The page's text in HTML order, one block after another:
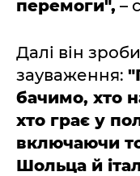
перемоги", –
Далі він
зауваження:
бачимо, хто
хто грає у
включаючи
Шольца й